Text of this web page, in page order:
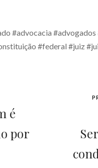
#advocacia #advogados
#federal #juiz
é
por